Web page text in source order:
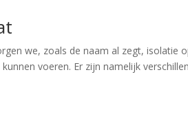
we, zoals de naam al zegt, isolatie
voeren. Er zijn namelijk